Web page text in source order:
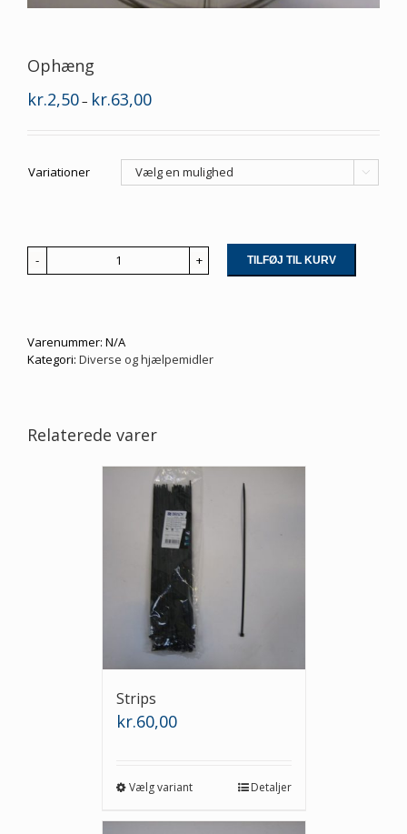
Ophæng
kr.2,50– kr.63,00Prisinterval:
Variationer

Ophæng
TILFØJ TIL KURV
Varenummer: N/A
Kategori: Diverse og hjælpemidler
Relaterede varer
Strips
kr.60,00
Vælg variant Detaljer